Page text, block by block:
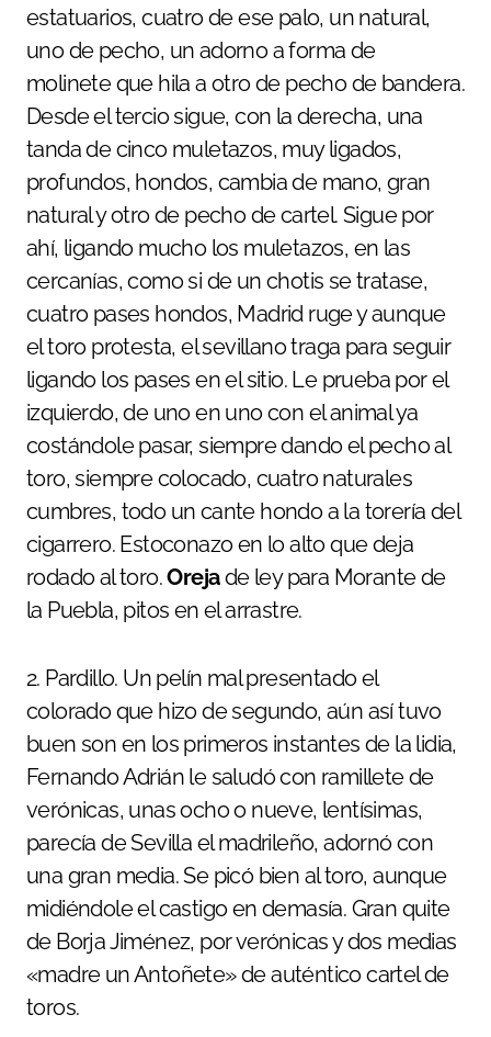
estatuarios, cuatro de ese palo, un natural,
uno de pecho, un adorno a forma de
molinete que hila a otro de pecho de bandera.
Desde el tercio sigue, con la derecha, una
tanda de cinco muletazos, muy ligados,
profundos, hondos, cambia de mano, gran
natural y otro de pecho de cartel. Sigue por
ahí, ligando mucho los muletazos, en las
cercanías, como si de un chotis se tratase,
cuatro pases hondos, Madrid ruge y aunque
el toro protesta, el sevillano traga para seguir
ligando los pases en el sitio. Le prueba por el
izquierdo, de uno en uno con el animal ya
costándole pasar, siempre dando el pecho al
toro, siempre colocado, cuatro naturales
cumbres, todo un cante hondo a la torería del
cigarrero. Estoconazo en lo alto que deja
rodado al toro.Orejade ley para Morante de
la Puebla, pitos en el arrastre.
2. Pardillo. Un pelín mal presentado el
colorado que hizo de segundo, aún así tuvo
buen son en los primeros instantes de la lidia,
Fernando Adrián le saludó con ramillete de
verónicas, unas ocho o nueve, lentísimas,
parecía de Sevilla el madrileño, adornó con
una gran media. Se picó bien al toro, aunque
midiéndole el castigo en demasía. Gran quite
de Borja Jiménez, por verónicas y dos medias
«madre un Antoñete» de auténtico cartel de
toros.